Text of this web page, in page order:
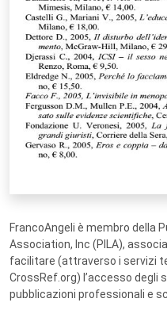
FrancoAngeli è membro della
Association, Inc (PILA),
facilitare (attraverso i servizi
CrossRef.org) l’accesso degli
pubblicazioni professionali e